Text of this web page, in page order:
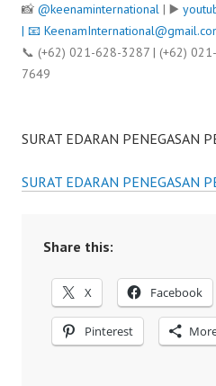
📸 @keenaminternational | ▶️
| 📧
📞 (+62) 021-628-3287 | (+62)
7649
SURAT EDARAN PENEGASAN
SURAT EDARAN PENEGASAN
Share this:
X Facebook
Pinterest